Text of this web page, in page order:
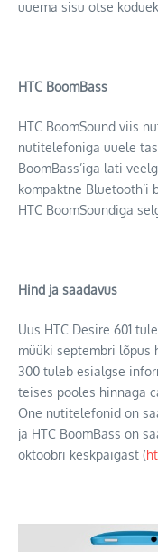
uuema sisu otse
HTC BoomBass
HTC BoomSound viis
nutitelefoniga uuele
BoomBass’iga lati
kompaktne Bluetooth’i
HTC BoomSoundiga
Hind ja saadavus
Uus HTC Desire 601
müüki septembri lõpus
300 tuleb esialgse
teises pooles hinnaga
One nutitelefonid on
ja HTC BoomBass on
oktoobri keskpaigast (